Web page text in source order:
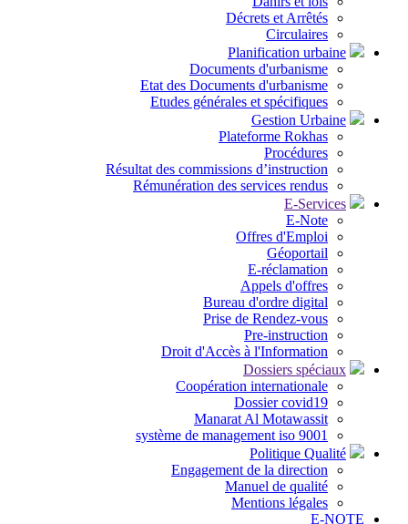
Décrets et Arrêtés
Circulaires
Planification urbaine
Documents d'urbanisme
Etat des Documents d'urbanisme
Etudes générales et spécifiques
Gestion Urbaine
Plateforme Rokhas
Procédures
Résultat des commissions d’instruction
Rémunération des services rendus
E-Services
E-Note
Offres d'Emploi
Géoportail
E-réclamation
Appels d'offres
Bureau d'ordre digital
Prise de Rendez-vous
Pre-instruction
Droit d'Accès à l'Information
Dossiers spéciaux
Coopération internationale
Dossier covid19
Manarat Al Motawassit
système de management iso 9001
Politique Qualité
Engagement de la direction
Manuel de qualité
Mentions légales
E-NOTE